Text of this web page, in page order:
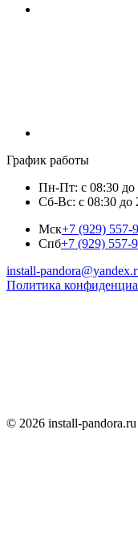
График работы
Пн-Пт: с 08:30 до
Сб-Вс: с 08:30 до
Мск+7 (929) 557-
Спб+7 (929) 557-
install-
Политика
© 2026 install-pandora.ru